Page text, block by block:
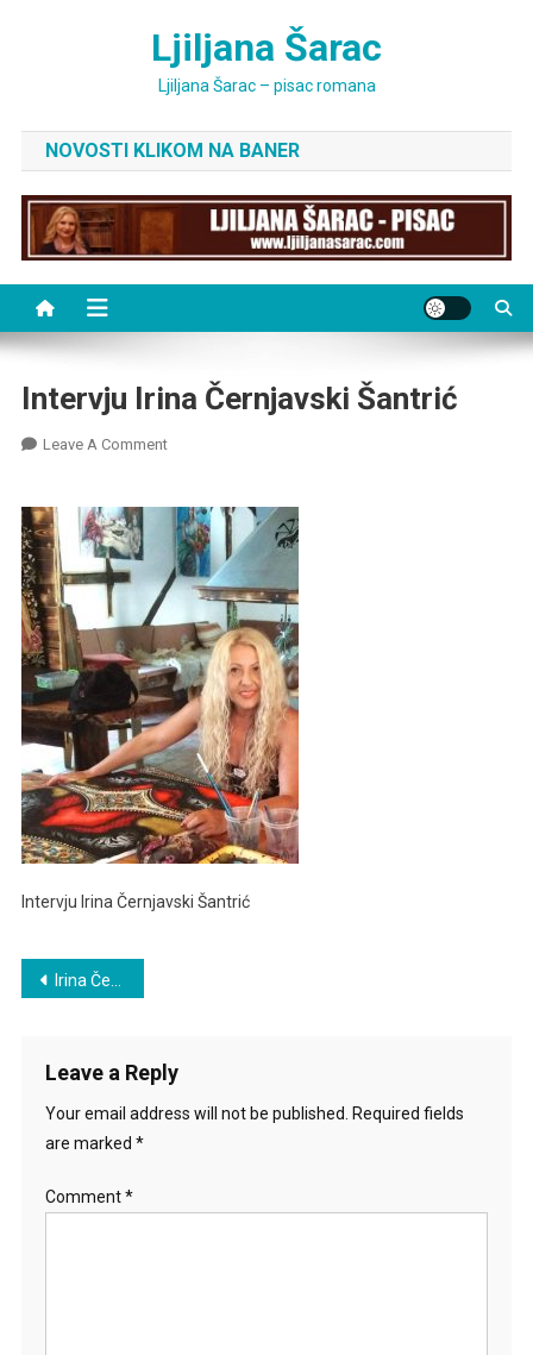
Ljiljana Šarac
Ljiljana Šarac – pisac romana
NOVOSTI KLIKOM NA BANER
Intervju Irina Černjavski Šantrić
Leave A CommentOn
Černjavski
Šantrić
Intervju Irina Černjavski Šantrić
Post
Irina Černjavski Šantrić
Leave a Reply
Your email address will not be published.
Required fields
are marked *
Comment*